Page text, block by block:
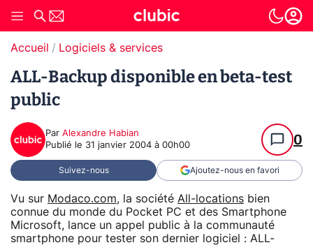
Accueil Logiciels & services
ALL-Backup disponible en beta-test
public
Par Alexandre Habian
Publié le 31 janvier 2004 à 00h00 0
Suivez-nous Ajoutez-nous en favori
Vu sur Modaco.com, la société All-locations bien
connue du monde du Pocket PC et des Smartphone
Microsoft, lance un appel public à la communauté
smartphone pour tester son dernier logiciel : ALL-